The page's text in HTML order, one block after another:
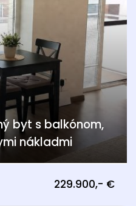
byt s balkónom,
nákladmi
229.900,- €